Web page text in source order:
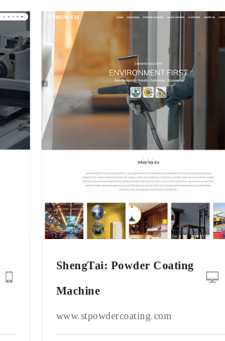
ShengTai: Powder Coating
Machine
www.stpowdercoating.com